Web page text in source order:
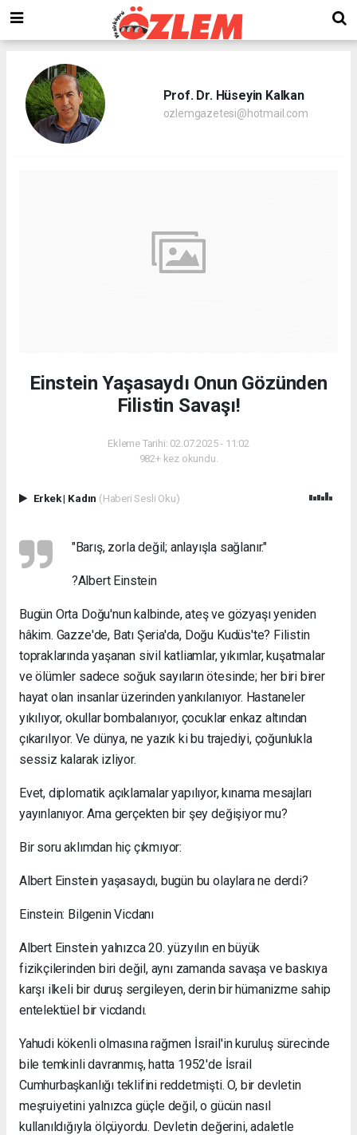
Prof. Dr. Hüseyin Kalkan
ozlemgazetesi@hotmail.com
Einstein Yaşasaydı Onun Gözünden
Filistin Savaşı!
Ekleme Tarihi: 02.07.2025 - 11:02
982+ kez okundu.
Erkek| Kadın (Haberi Sesli Oku)
"Barış, zorla değil; anlayışla sağlanır."
?Albert Einstein
Bugün Orta Doğu'nun kalbinde, ateş ve gözyaşı yeniden
hâkim. Gazze'de, Batı Şeria'da, Doğu Kudüs'te? Filistin
topraklarında yaşanan sivil katliamlar, yıkımlar, kuşatmalar
ve ölümler sadece soğuk sayıların ötesinde; her biri birer
hayat olan insanlar üzerinden yankılanıyor. Hastaneler
yıkılıyor, okullar bombalanıyor, çocuklar enkaz altından
çıkarılıyor. Ve dünya, ne yazık ki bu trajediyi, çoğunlukla
sessiz kalarak izliyor.
Evet, diplomatik açıklamalar yapılıyor, kınama mesajları
yayınlanıyor. Ama gerçekten bir şey değişiyor mu?
Bir soru aklımdan hiç çıkmıyor:
Albert Einstein yaşasaydı, bugün bu olaylara ne derdi?
Einstein: Bilgenin Vicdanı
Albert Einstein yalnızca 20. yüzyılın en büyük
fizikçilerinden biri değil, aynı zamanda savaşa ve baskıya
karşı ilkeli bir duruş sergileyen, derin bir hümanizme sahip
entelektüel bir vicdandı.
Yahudi kökenli olmasına rağmen İsrail'in kuruluş sürecinde
bile temkinli davranmış, hatta 1952'de İsrail
Cumhurbaşkanlığı teklifini reddetmişti. O, bir devletin
meşruiyetini yalnızca güçle değil, o gücün nasıl
kullanıldığıyla ölçüyordu. Devletin değerini, adaletle